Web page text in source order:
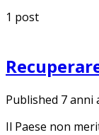
1 post
Published 7 anni
Il Paese non